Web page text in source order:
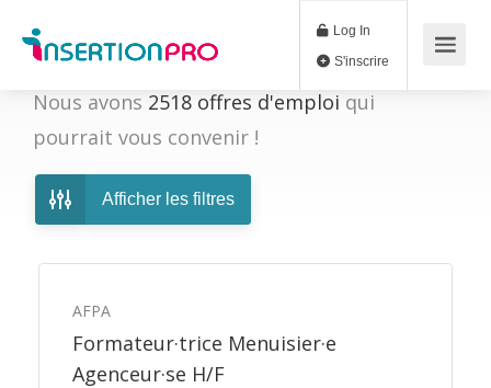
Log In
Nous avons 2518 offres d'emploi qui
pourrait vous convenir !
Afficher les filtres
AFPA
Formateur·trice Menuisier·e
Agenceur·se H/F